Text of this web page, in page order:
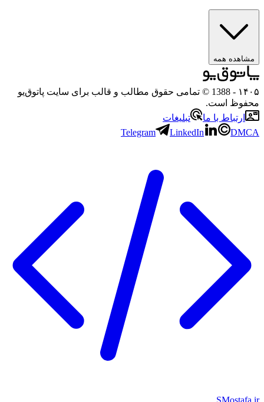
مشاهده همه
۱۴۰۵
- 1388 © تمامی حقوق مطالب و قالب برای سایت پاتوق‌یو
محفوظ است.
ارتباط با ما
تبلیغات
Telegram
LinkedIn DMCA
SMostafa.ir